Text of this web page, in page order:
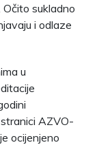
sukladno
i odlaze
u
AZVO-
ocijenjeno